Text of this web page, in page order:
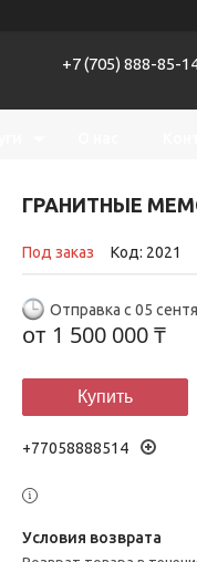
+7 (705) 888-85-
ГРАНИТНЫЕ
Под заказ Код: 2021
Отправка с 05
от 1 500 000 ₸
Купить
+77058888514